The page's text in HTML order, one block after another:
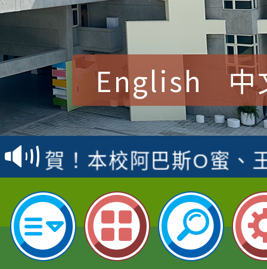
English 中
賀！本校參加桃園市中
賽 洪綺君教師榮獲社
名
賀！本校阿巴斯O蜜、
倩參加桃園市科展 國
名 指導老師王老師、
賀！本校四年二班張O
園市英語競賽國小朗讀
指導老師林老師
賀！本校參加桃園市中
賽 劉文瑛教師榮獲教
賀！本校參與2026世